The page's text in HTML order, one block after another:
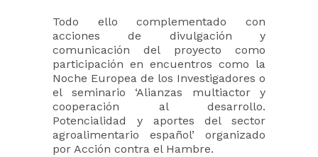
Todo ello complementado con
acciones de divulgación y
comunicación del proyecto como
participación en encuentros como la
Noche Europea de los Investigadores o
el seminario ‘Alianzas multiactor y
cooperación al desarrollo.
Potencialidad y aportes del sector
agroalimentario español’ organizado
por Acción contra el Hambre.